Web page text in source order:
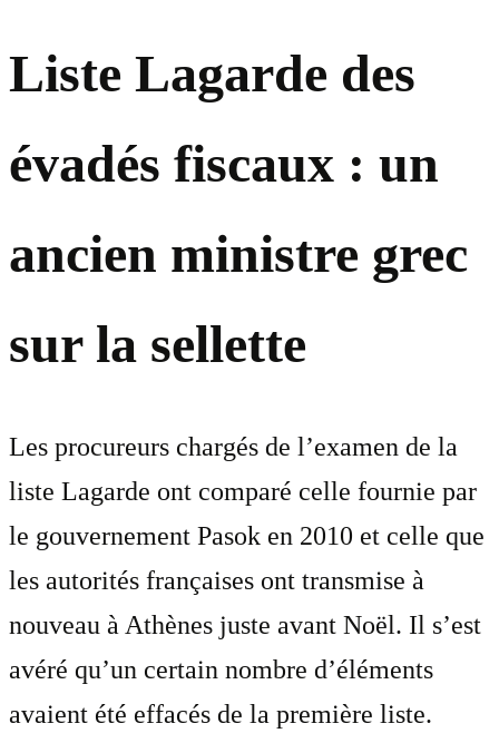
Liste Lagarde des
évadés fiscaux : un
ancien ministre grec
sur la sellette
Les procureurs chargés de l’examen de la
liste Lagarde ont comparé celle fournie par
le gouvernement Pasok en 2010 et celle que
les autorités françaises ont transmise à
nouveau à Athènes juste avant Noël. Il s’est
avéré qu’un certain nombre d’éléments
avaient été effacés de la première liste.